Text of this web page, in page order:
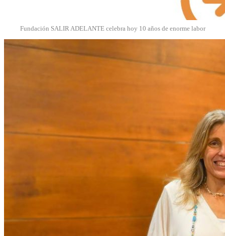
Fundación SALIR ADELANTE celebra hoy 10 años de enorme labor